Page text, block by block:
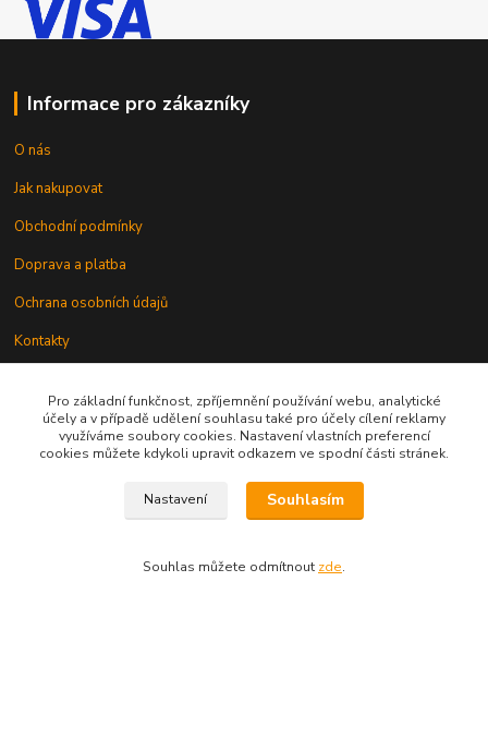
Informace pro zákazníky
O nás
Jak nakupovat
Obchodní podmínky
Doprava a platba
Ochrana osobních údajů
Kontakty
Pro základní funkčnost, zpříjemnění používání webu, analytické
účely a v případě udělení souhlasu také pro účely cílení reklamy
využíváme soubory cookies. Nastavení vlastních preferencí
cookies můžete kdykoli upravit odkazem ve spodní části stránek.
Nastavení Souhlasím
Souhlas můžete odmítnout zde.